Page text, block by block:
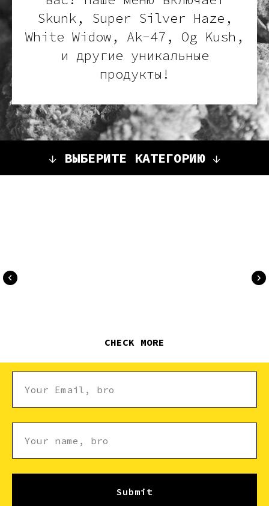
Skunk, Super Silver Haze,
White Widow, Ak-47, Og Kush,
и другие уникальные
продукты!
↓ ВЫБЕРИТЕ КАТЕГОРИЮ ↓
CHECK MORE
Submit